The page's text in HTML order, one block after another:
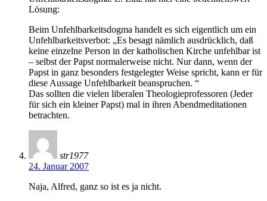
Lösung:
Beim Unfehlbarkeitsdogma handelt es sich eigentlich um ein
Unfehlbarkeitsverbot: „Es besagt nämlich ausdrücklich, daß
keine einzelne Person in der katholischen Kirche unfehlbar ist
– selbst der Papst normalerweise nicht. Nur dann, wenn der
Papst in ganz besonders festgelegter Weise spricht, kann er für
diese Aussage Unfehlbarkeit beanspruchen. “
Das sollten die vielen liberalen Theologieprofessoren (Jeder
für sich ein kleiner Papst) mal in ihren Abendmeditationen
betrachten.
str1977
24. Januar 2007
Naja, Alfred, ganz so ist es ja nicht.